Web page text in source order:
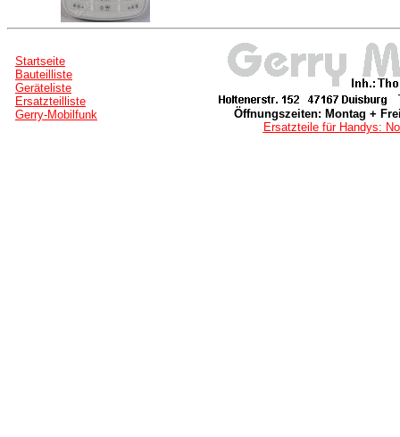
Startseite
Bauteilliste
Geräteliste
Ersatzteilliste
Gerry-Mobilfunk
Öffnungszeiten: Montag +
Ersatzteile für Handys: